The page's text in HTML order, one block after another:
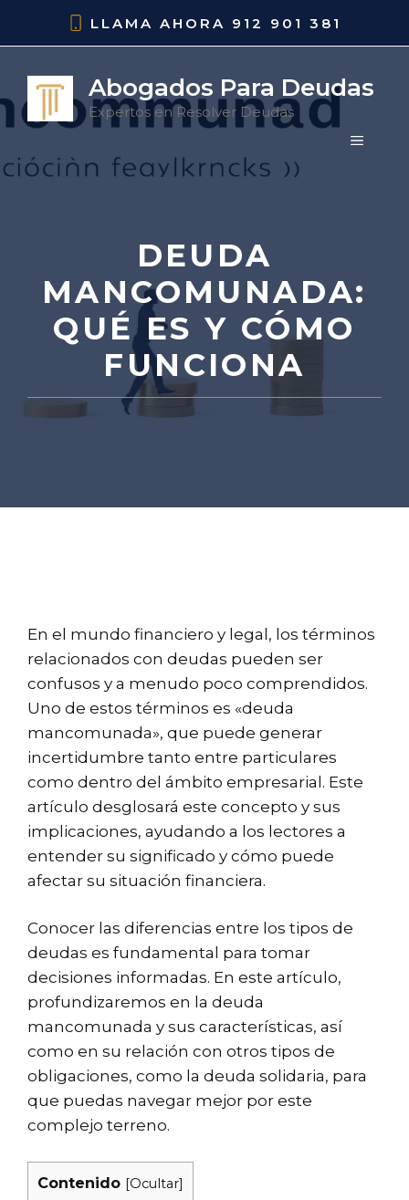
LLAMA AHORA 912 901 381
Abogados Para Deudas
Expertos en Resolver Deudas
MENÚ
DEUDA
MANCOMUNADA:
QUÉ ES Y CÓMO
FUNCIONA
En el mundo financiero y legal, los términos
relacionados con deudas pueden ser
confusos y a menudo poco comprendidos.
Uno de estos términos es «deuda
mancomunada», que puede generar
incertidumbre tanto entre particulares
como dentro del ámbito empresarial. Este
artículo desglosará este concepto y sus
implicaciones, ayudando a los lectores a
entender su significado y cómo puede
afectar su situación financiera.
Conocer las diferencias entre los tipos de
deudas es fundamental para tomar
decisiones informadas. En este artículo,
profundizaremos en la deuda
mancomunada y sus características, así
como en su relación con otros tipos de
obligaciones, como la deuda solidaria, para
que puedas navegar mejor por este
complejo terreno.
Contenido [Ocultar]